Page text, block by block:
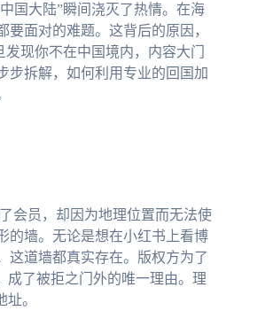
国大陆”瞬间浇灭了热情。在海
面对的难题。这背后的原因，
现你不在中国境内，内容大门
步拆解，如何利用专业的回国加
会员，却因为地理位置而无法使
的墙。无论是想在小红书上看博
这道墙都真实存在。版权方为了
成了被拒之门外的唯一理由。理
。